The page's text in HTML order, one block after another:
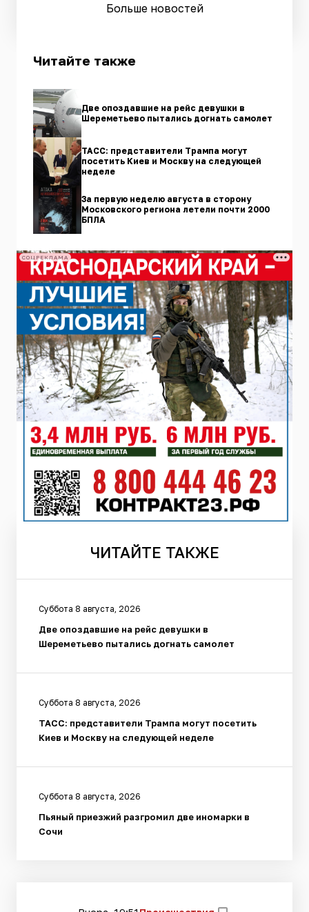
Больше новостей
Читайте также
Две опоздавшие на рейс девушки в
Шереметьево пытались догнать самолет
ТАСС: представители Трампа могут
посетить Киев и Москву на следующей
неделе
За первую неделю августа в сторону
Московского региона летели почти 2000
БПЛА
СОЦРЕКЛАМА
ЧИТАЙТЕ ТАКЖЕ
Суббота 8 августа, 2026
Две опоздавшие на рейс девушки в
Шереметьево пытались догнать самолет
Суббота 8 августа, 2026
ТАСС: представители Трампа могут посетить
Киев и Москву на следующей неделе
Суббота 8 августа, 2026
Пьяный приезжий разгромил две иномарки в
Сочи